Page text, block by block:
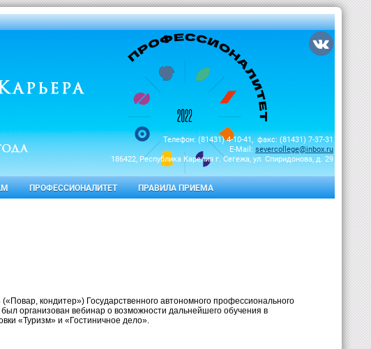
Телефон: (81431) 4-10-41, факс: (81431) 7-37-31
E-Mail: severcollege@inbox.ru
186422, Республика Карелия г. Сегежа, ул. Спиридонова, д. 29
ПРОФЕССИОНАЛИТЕТ ПРАВИЛА ПРИЕМА
кондитер») Государственного автономного профессионального
организован вебинар о возможности дальнейшего обучения в
«Туризм» и «Гостиничное дело».